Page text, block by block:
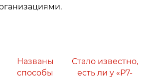
Названы
способы
Стало известно,
есть ли у «Р7-